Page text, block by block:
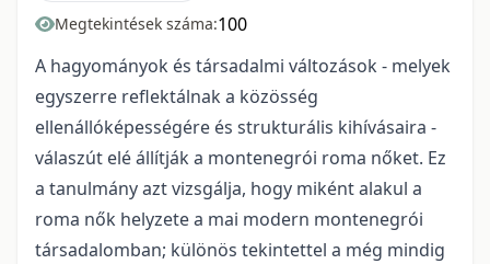
Megtekintések száma:100
A hagyományok és társadalmi változások - melyek
egyszerre reflektálnak a közösség
ellenállóképességére és strukturális kihívásaira -
válaszút elé állítják a montenegrói roma nőket. Ez
a tanulmány azt vizsgálja, hogy miként alakul a
roma nők helyzete a mai modern montenegrói
társadalomban; különös tekintettel a még mindig